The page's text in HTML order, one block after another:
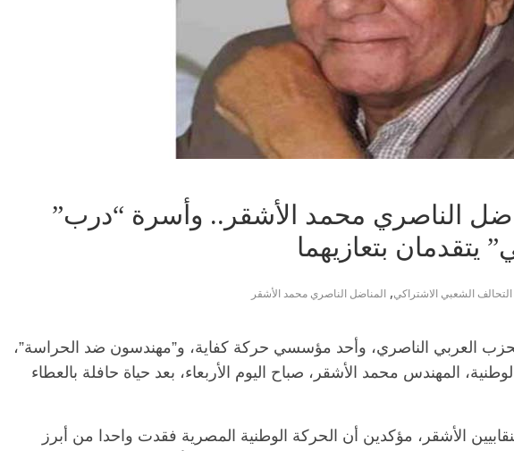
الناصري محمد الأشقر.. وأسرة “درب”
يتقدمان بتعازيهما
التحالف الشعبي الاشتراكي, المناضل الناصري محمد الأشقر
العربي الناصري، وأحد مؤسسي حركة كفاية، و”مهندسون ضد الحراسة”،
المهندس محمد الأشقر، صباح اليوم الأربعاء، بعد حياة حافلة بالعطاء
الأشقر، مؤكدين أن الحركة الوطنية المصرية فقدت واحدا من أبرز